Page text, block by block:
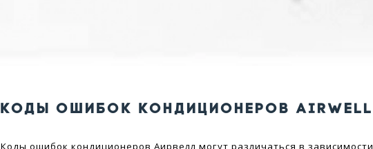
КОДЫ ОШИБОК КОНДИЦИОНЕРОВ AIRWELL
Коды ошибок кондиционеров Аирвелл могут различаться в зависимости